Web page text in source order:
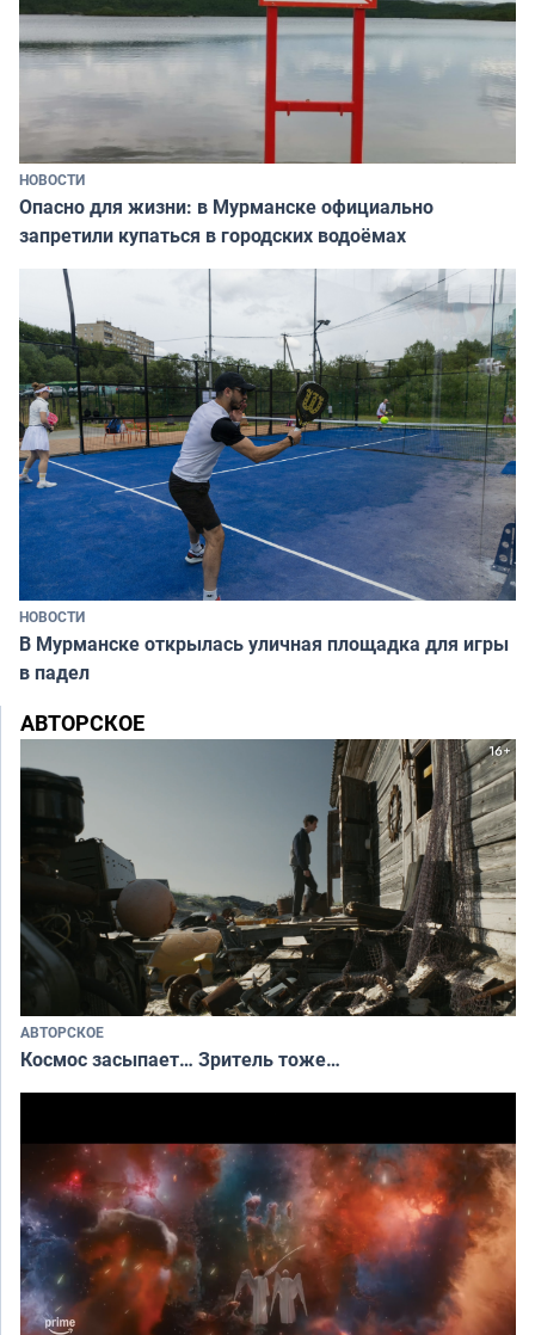
НОВОСТИ
Опасно для жизни: в Мурманске официально
запретили купаться в городских водоёмах
НОВОСТИ
В Мурманске открылась уличная площадка для игры
в падел
АВТОРСКОЕ
АВТОРСКОЕ
Космос засыпает… Зритель тоже…